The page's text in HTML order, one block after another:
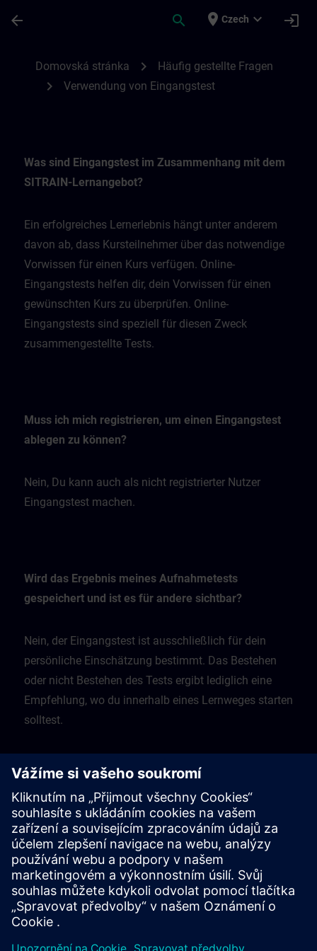
arrow_back search place Czech expand_more login
Domovská stránka chevron_right Häufig gestellte Fragen
chevron_right Verwendung von Eingangstest
Was sind Eingangstest im Zusammenhang mit dem
SITRAIN-Lernangebot?
Ein erfolgreiches Lernerlebnis hängt unter anderem
davon ab, dass Kursteilnehmer über das notwendige
Vorwissen für einen Kurs verfügen. Online-
Eingangstests helfen dir, dein Vorwissen für einen
gewünschten Kurs zu überprüfen. Online-
Eingangstests sind speziell für diesen Zweck
zusammengestellte Tests.
Muss ich mich registrieren, um einen Eingangstest
ablegen zu können?
Nein, Du kann auch als nicht registrierter Nutzer
Eingangstest machen.
Wird das Ergebnis meines Aufnahmetests
gespeichert und ist es für andere sichtbar?
Nein, der Eingangstest ist ausschließlich für dein
persönliche Einschätzung bestimmt. Das Bestehen
oder nicht Bestehen des Tests ergibt lediglich eine
Empfehlung, wo du innerhalb eines Lernweges starten
solltest.
Was soll ich tun, wenn ich einen Test nicht
bestanden habe?
Die Tests geben dir dann eine Empfehlung, mit
welchem vorgeschaltetem Kurs du dein Lernen
beginnen solltest.